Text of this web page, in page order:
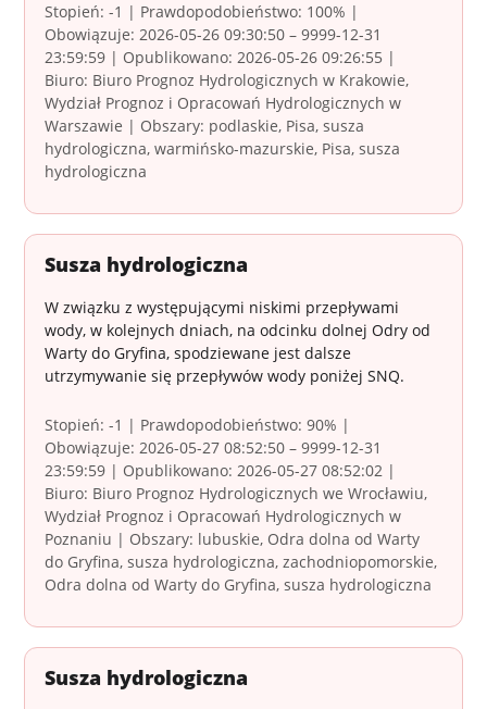
Stopień: -1 | Prawdopodobieństwo: 100% |
Obowiązuje: 2026-05-26 09:30:50 – 9999-12-31
23:59:59 | Opublikowano: 2026-05-26 09:26:55 |
Biuro: Biuro Prognoz Hydrologicznych w Krakowie,
Wydział Prognoz i Opracowań Hydrologicznych w
Warszawie | Obszary: podlaskie, Pisa, susza
hydrologiczna, warmińsko-mazurskie, Pisa, susza
hydrologiczna
Susza hydrologiczna
W związku z występującymi niskimi przepływami
wody, w kolejnych dniach, na odcinku dolnej Odry od
Warty do Gryfina, spodziewane jest dalsze
utrzymywanie się przepływów wody poniżej SNQ.
Stopień: -1 | Prawdopodobieństwo: 90% |
Obowiązuje: 2026-05-27 08:52:50 – 9999-12-31
23:59:59 | Opublikowano: 2026-05-27 08:52:02 |
Biuro: Biuro Prognoz Hydrologicznych we Wrocławiu,
Wydział Prognoz i Opracowań Hydrologicznych w
Poznaniu | Obszary: lubuskie, Odra dolna od Warty
do Gryfina, susza hydrologiczna, zachodniopomorskie,
Odra dolna od Warty do Gryfina, susza hydrologiczna
Susza hydrologiczna